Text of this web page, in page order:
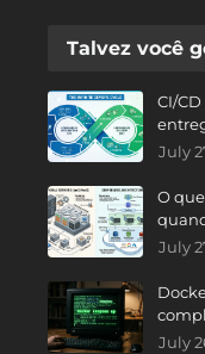
Talvez você
CI/
July
O
July
July